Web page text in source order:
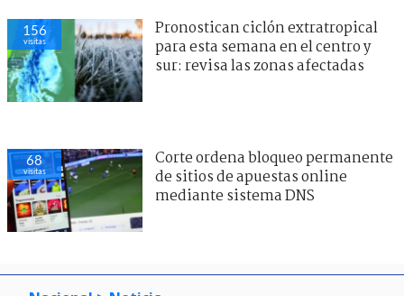
156
visitas
Pronostican ciclón extratropical
para esta semana en el centro y
sur: revisa las zonas afectadas
68
visitas
Corte ordena bloqueo permanente
de sitios de apuestas online
mediante sistema DNS